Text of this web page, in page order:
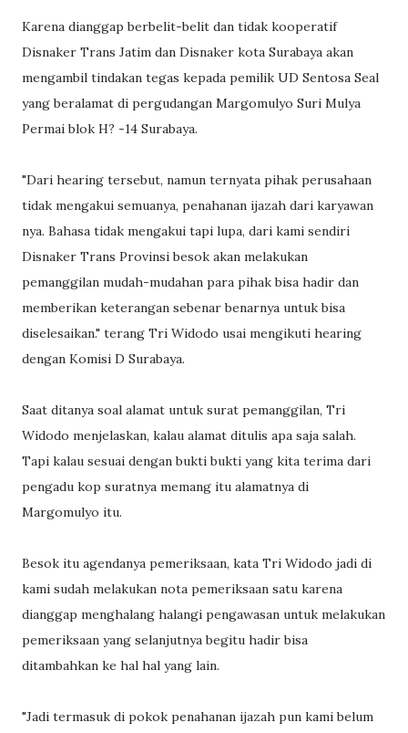
Karena dianggap berbelit-belit dan tidak kooperatif
Disnaker Trans Jatim dan Disnaker kota Surabaya akan
mengambil tindakan tegas kepada pemilik UD Sentosa Seal
yang beralamat di pergudangan Margomulyo Suri Mulya
Permai blok H? -14 Surabaya.
"Dari hearing tersebut, namun ternyata pihak perusahaan
tidak mengakui semuanya, penahanan ijazah dari karyawan
nya. Bahasa tidak mengakui tapi lupa, dari kami sendiri
Disnaker Trans Provinsi besok akan melakukan
pemanggilan mudah-mudahan para pihak bisa hadir dan
memberikan keterangan sebenar benarnya untuk bisa
diselesaikan." terang Tri Widodo usai mengikuti hearing
dengan Komisi D Surabaya.
Saat ditanya soal alamat untuk surat pemanggilan, Tri
Widodo menjelaskan, kalau alamat ditulis apa saja salah.
Tapi kalau sesuai dengan bukti bukti yang kita terima dari
pengadu kop suratnya memang itu alamatnya di
Margomulyo itu.
Besok itu agendanya pemeriksaan, kata Tri Widodo jadi di
kami sudah melakukan nota pemeriksaan satu karena
dianggap menghalang halangi pengawasan untuk melakukan
pemeriksaan yang selanjutnya begitu hadir bisa
ditambahkan ke hal hal yang lain.
"Jadi termasuk di pokok penahanan ijazah pun kami belum